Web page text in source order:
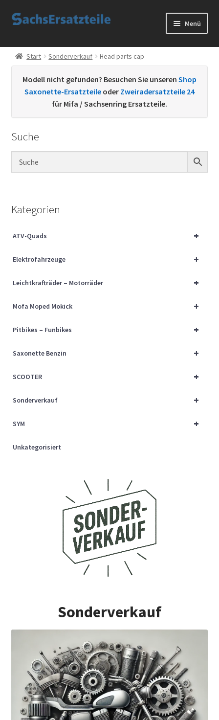
Zur
Zum
Menü
Start
Kontakt
Widerrufsbelehrung
Cart
Checkout
My account
Start Sonderverkauf Head parts cap
Modell nicht gefunden? Besuchen Sie unseren Shop
Saxonette-Ersatzteile oder Zweiradersatzteile 24
für Mifa / Sachsenring Ersatzteile.
Suche
Kategorien
+
ATV-Quads
+
Elektrofahrzeuge
+
Leichtkrafträder – Motorräder
+
Mofa Moped Mokick
+
Pitbikes – Funbikes
+
Saxonette Benzin
+
SCOOTER
+
Sonderverkauf
+
SYM
Unkategorisiert
Sonderverkauf